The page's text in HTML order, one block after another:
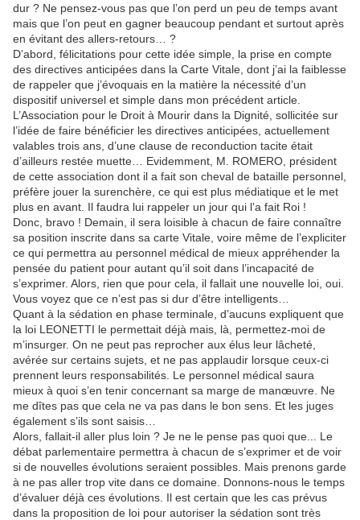
dur ? Ne pensez-vous pas que l’on perd un peu de temps avant
mais que l’on peut en gagner beaucoup pendant et surtout après
en évitant des allers-retours… ?
D’abord, félicitations pour cette idée simple, la prise en compte
des directives anticipées dans la Carte Vitale, dont j’ai la faiblesse
de rappeler que j’évoquais en la matière la nécessité d’un
dispositif universel et simple dans mon précédent article.
L’Association pour le Droit à Mourir dans la Dignité, sollicitée sur
l’idée de faire bénéficier les directives anticipées, actuellement
valables trois ans, d’une clause de reconduction tacite était
d’ailleurs restée muette… Evidemment, M. ROMERO, président
de cette association dont il a fait son cheval de bataille personnel,
préfère jouer la surenchère, ce qui est plus médiatique et le met
plus en avant. Il faudra lui rappeler un jour qui l’a fait Roi !
Donc, bravo ! Demain, il sera loisible à chacun de faire connaître
sa position inscrite dans sa carte Vitale, voire même de l’expliciter
ce qui permettra au personnel médical de mieux appréhender la
pensée du patient pour autant qu’il soit dans l’incapacité de
s’exprimer. Alors, rien que pour cela, il fallait une nouvelle loi, oui.
Vous voyez que ce n’est pas si dur d’être intelligents…
Quant à la sédation en phase terminale, d’aucuns expliquent que
la loi LEONETTI le permettait déjà mais, là, permettez-moi de
m’insurger. On ne peut pas reprocher aux élus leur lâcheté,
avérée sur certains sujets, et ne pas applaudir lorsque ceux-ci
prennent leurs responsabilités. Le personnel médical saura
mieux à quoi s’en tenir concernant sa marge de manœuvre. Ne
me dîtes pas que cela ne va pas dans le bon sens. Et les juges
également s’ils sont saisis…
Alors, fallait-il aller plus loin ? Je ne le pense pas quoi que... Le
débat parlementaire permettra à chacun de s’exprimer et de voir
si de nouvelles évolutions seraient possibles. Mais prenons garde
à ne pas aller trop vite dans ce domaine. Donnons-nous le temps
d’évaluer déjà ces évolutions. Il est certain que les cas prévus
dans la proposition de loi pour autoriser la sédation sont très